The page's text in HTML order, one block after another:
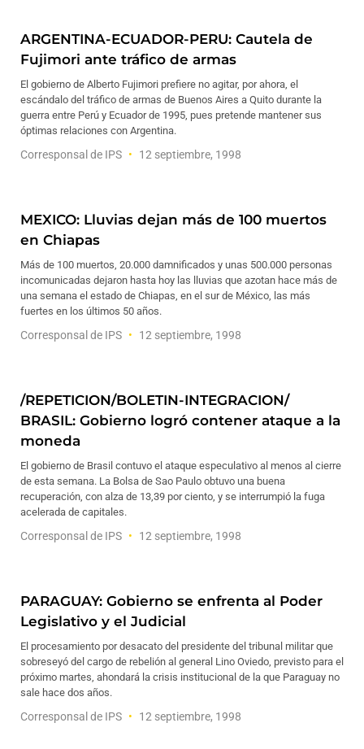
ARGENTINA-ECUADOR-PERU: Cautela de
Fujimori ante tráfico de armas
El gobierno de Alberto Fujimori prefiere no agitar, por ahora, el
escándalo del tráfico de armas de Buenos Aires a Quito durante la
guerra entre Perú y Ecuador de 1995, pues pretende mantener sus
óptimas relaciones con Argentina.
Corresponsal de IPS 12 septiembre, 1998
MEXICO: Lluvias dejan más de 100 muertos
en Chiapas
Más de 100 muertos, 20.000 damnificados y unas 500.000 personas
incomunicadas dejaron hasta hoy las lluvias que azotan hace más de
una semana el estado de Chiapas, en el sur de México, las más
fuertes en los últimos 50 años.
Corresponsal de IPS 12 septiembre, 1998
/REPETICION/BOLETIN-INTEGRACION/
BRASIL: Gobierno logró contener ataque a la
moneda
El gobierno de Brasil contuvo el ataque especulativo al menos al cierre
de esta semana. La Bolsa de Sao Paulo obtuvo una buena
recuperación, con alza de 13,39 por ciento, y se interrumpió la fuga
acelerada de capitales.
Corresponsal de IPS 12 septiembre, 1998
PARAGUAY: Gobierno se enfrenta al Poder
Legislativo y el Judicial
El procesamiento por desacato del presidente del tribunal militar que
sobreseyó del cargo de rebelión al general Lino Oviedo, previsto para el
próximo martes, ahondará la crisis institucional de la que Paraguay no
sale hace dos años.
Corresponsal de IPS 12 septiembre, 1998